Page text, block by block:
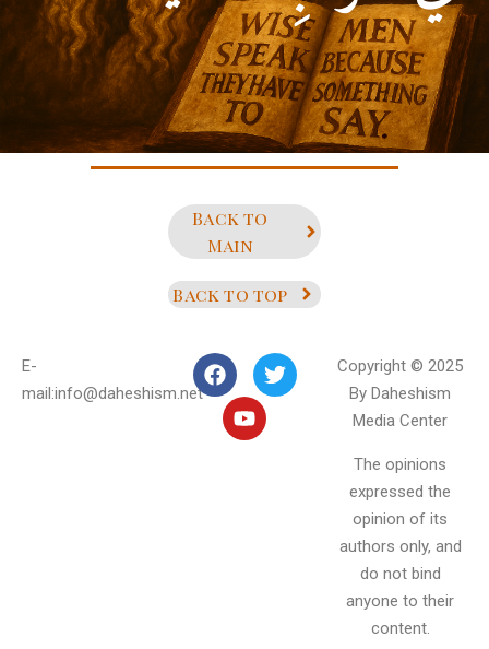
علي بن أبي طالب)
Back to
Main
Back to top
E-
mail:info@daheshism.net
Copyright © 2025
By Daheshism
Media Center
The opinions
expressed the
opinion of its
authors only, and
do not bind
anyone to their
content.